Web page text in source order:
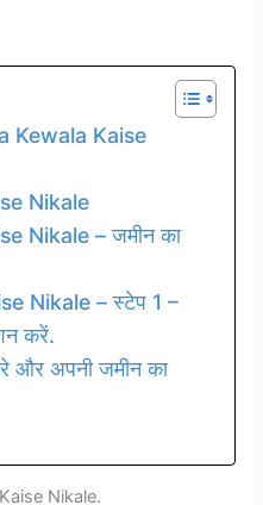
Kewala Kaise
Nikale
Nikale – जमीन का
Nikale – स्टेप 1 –
करें.
और अपनी जमीन का
Nikale.